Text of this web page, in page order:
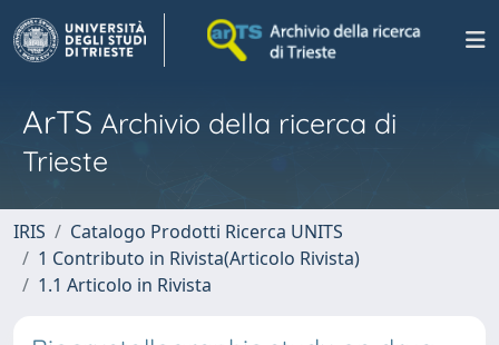
ArTS Archivio della ricerca di
Trieste
IRIS
Catalogo Prodotti Ricerca UNITS
1 Contributo in Rivista(Articolo Rivista)
1.1 Articolo in Rivista